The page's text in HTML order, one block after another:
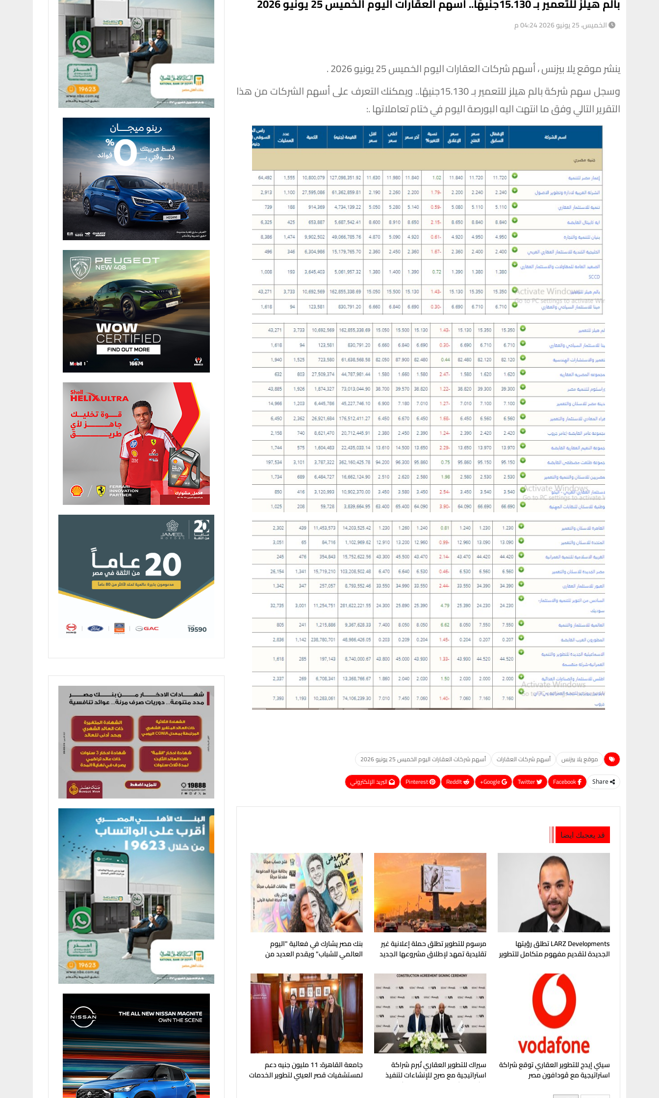
الخميس، 25 يونيو 2026 04:24 م
ينشر موقع يلا بيزنس ، أسهم شركات العقارات اليوم الخميس 25 يونيو 2026 .
وسجل سهم شركة بالم هيلز للتعمير بـ 15.130جنيهًا.. ويمكنك التعرف على أسهم الشركات من هذا
التقرير التالي وفق ما انتهت اليه البورصة اليوم في ختام تعاملاتها .:
موقع يلا بيزنس أسهم شركات العقارات أسهم شركات العقارات اليوم الخميس 25 يونيو 2026
Share
Google+
ReddIt
Pinterest البريد الإلكتروني
قد يعجبك ايضا
LARZ Developments تطلق رؤيتها
الجديدة لتقديم مفهوم متكامل للتطوير
مرسوم للتطوير تطلق حملة إعلانية غير
تقليدية تمهد لإطلاق مشروعها الجديد
بنك مصر يشارك في فعالية "اليوم
العالمي للشباب" ويقدم العديد من
سيتي إيدج للتطوير العقاري توقع شراكة
استراتيجية مع ڤودافون مصر
سيراك للتطوير العقاري تُبرم شراكة
استراتيجية مع صرح للإنشاءات لتنفيذ
مشروع "شماسي" بالساحل الشمالي
جامعة القاهرة: 11 مليون جنيه دعم
لمستشفيات قصر العيني لتطوير الخدمات